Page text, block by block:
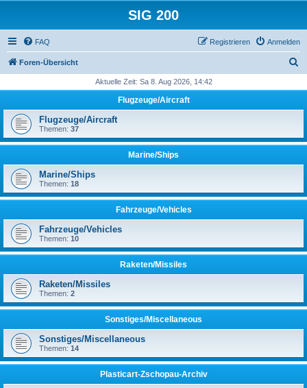
SIG 200
FAQ Anmelden
Registrieren
Foren-Übersicht
h
Aktuelle Zeit: Sa 8. Aug 2026, 14:42
Flugzeuge/Aircraft
Flugzeuge/Aircraft
Themen: 37
Marine/Ships
Marine/Ships
Themen: 18
Fahrzeuge/Vehicles
Fahrzeuge/Vehicles
Themen: 10
Raketen/Missiles
Raketen/Missiles
Themen: 2
Sonstiges/Miscellaneous
Sonstiges/Miscellaneous
Themen: 14
Plasticart-Zschopau-Archiv